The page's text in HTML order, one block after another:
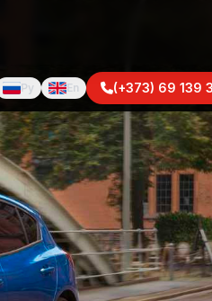
Ру En (+373) 69 139